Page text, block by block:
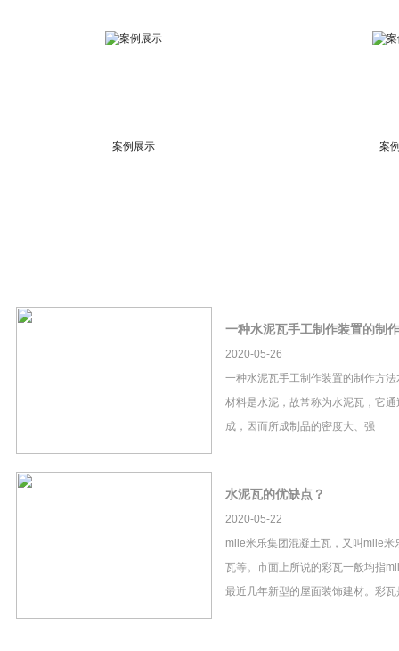
案例展示 案
一种水泥瓦手工制作装置的制
2020-05-26
一种水泥瓦手工制作装置的制作方
材料是水泥，故常称为水泥瓦，它
成，因而所成制品的密度大、强
水泥瓦的优缺点？
2020-05-22
mile米乐集团混凝土瓦，又叫mile米
瓦等。市面上所说的彩瓦一般均指
最近几年新型的屋面装饰建材。彩